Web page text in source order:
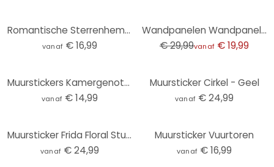
Romantische Sterrenhemel Glow in the Dark Stickers
vanaf € 16,99
Wandpanelen Wandpanelen zelfklevend zand met korrel
€ 29,99vanaf € 19,99
Muurstickers Kamergenoten
vanaf € 14,99
Muursticker Cirkel - Geel
vanaf € 24,99
Muursticker Frida Floral Studio - Frida Floral
vanaf € 24,99
Muursticker Vuurtoren
vanaf € 16,99